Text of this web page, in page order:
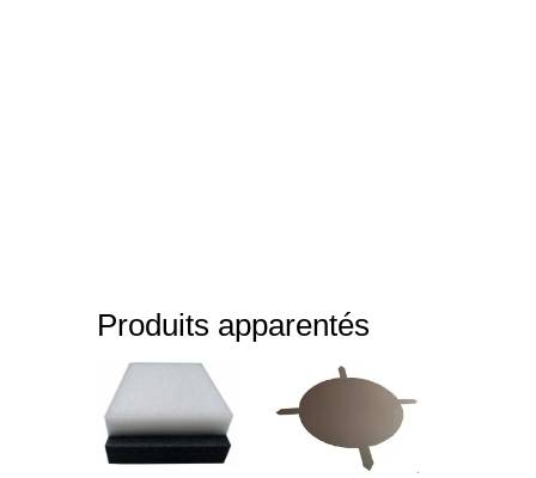
Produits apparentés